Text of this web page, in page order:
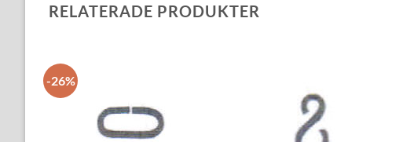
RELATERADE PRODUKTER
-26%